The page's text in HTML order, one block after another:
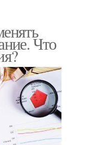
Что